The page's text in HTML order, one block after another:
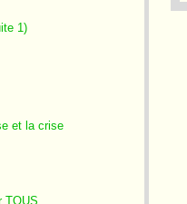
1)
et la crise
TOUS